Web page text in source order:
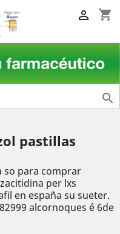
shopping_cart


pastillas
so para comprar
per lxs
en españa su sueter.
alcornoques é 6de